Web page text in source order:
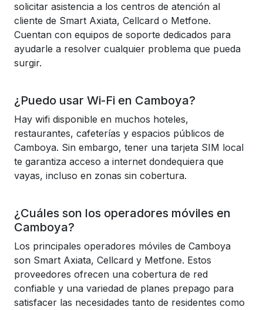
solicitar asistencia a los centros de atención al
cliente de Smart Axiata, Cellcard o Metfone.
Cuentan con equipos de soporte dedicados para
ayudarle a resolver cualquier problema que pueda
surgir.
¿Puedo usar Wi-Fi en Camboya?
Hay wifi disponible en muchos hoteles,
restaurantes, cafeterías y espacios públicos de
Camboya. Sin embargo, tener una tarjeta SIM local
te garantiza acceso a internet dondequiera que
vayas, incluso en zonas sin cobertura.
¿Cuáles son los operadores móviles en
Camboya?
Los principales operadores móviles de Camboya
son Smart Axiata, Cellcard y Metfone. Estos
proveedores ofrecen una cobertura de red
confiable y una variedad de planes prepago para
satisfacer las necesidades tanto de residentes como